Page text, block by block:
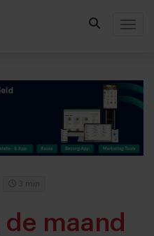
3 min
maand